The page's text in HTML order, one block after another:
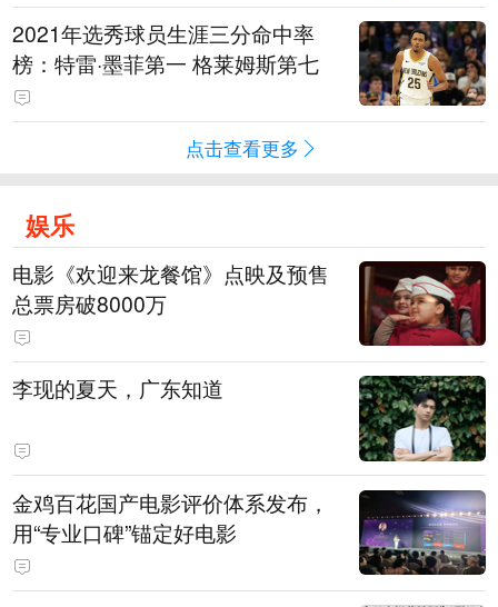
2021年选秀球员生涯三分命中率
榜：特雷·墨菲第一 格莱姆斯第七
点击查看更多
娱乐
电影《欢迎来龙餐馆》点映及预售
总票房破8000万
李现的夏天，广东知道
金鸡百花国产电影评价体系发布，
用“专业口碑”锚定好电影